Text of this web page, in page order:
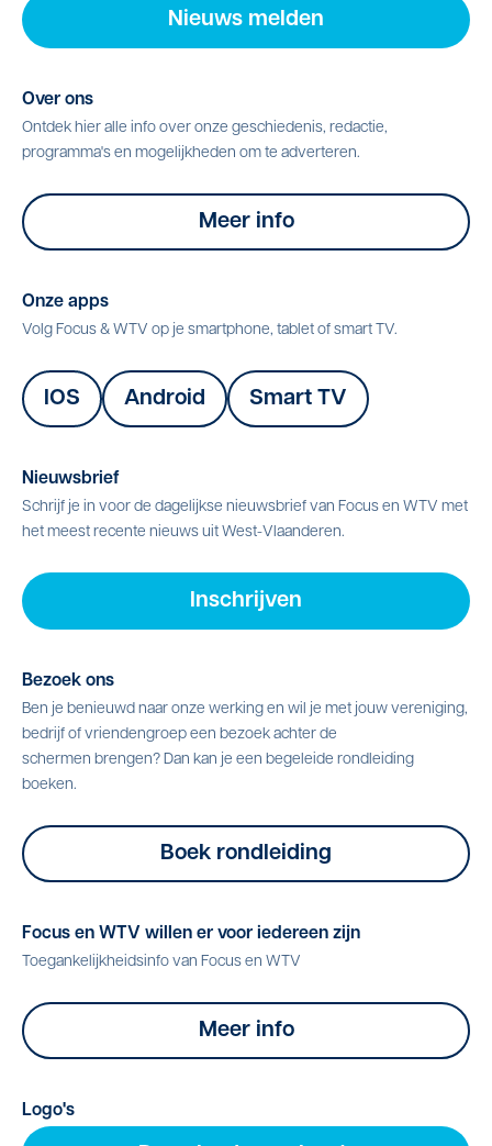
Nieuws melden
Over ons
Ontdek hier alle info over onze geschiedenis, redactie,
programma's en mogelijkheden om te adverteren.
Meer info
Onze apps
Volg Focus & WTV op je smartphone, tablet of smart TV.
IOS Android Smart TV
Nieuwsbrief
Schrijf je in voor de dagelijkse nieuwsbrief van Focus en WTV met
het meest recente nieuws uit West-Vlaanderen.
Inschrijven
Bezoek ons
Ben je benieuwd naar onze werking en wil je met jouw vereniging,
bedrijf of vriendengroep een bezoek achter de
schermen brengen? Dan kan je een begeleide rondleiding
boeken.
Boek rondleiding
Focus en WTV willen er voor iedereen zijn
Toegankelijkheidsinfo van Focus en WTV
Meer info
Logo's